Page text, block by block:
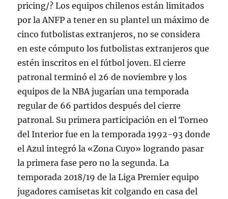
pricing/? Los equipos chilenos están limitados
por la ANFP a tener en su plantel un máximo de
cinco futbolistas extranjeros, no se considera
en este cómputo los futbolistas extranjeros que
estén inscritos en el fútbol joven. El cierre
patronal terminó el 26 de noviembre y los
equipos de la NBA jugarían una temporada
regular de 66 partidos después del cierre
patronal. Su primera participación en el Torneo
del Interior fue en la temporada 1992-93 donde
el Azul integró la «Zona Cuyo» logrando pasar
la primera fase pero no la segunda. La
temporada 2018/19 de la Liga Premier equipo
jugadores camisetas kit colgando en casa del